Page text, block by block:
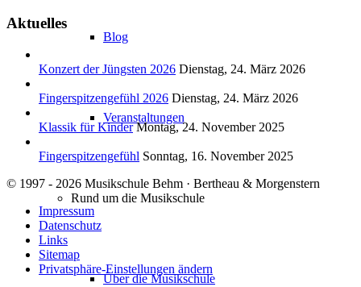
Blog
Veranstaltungen
Rund um die Musikschule
Über die Musikschule
Aktuelles
Konzert der Jüngsten 2026 Dienstag, 24. März 2026
Fingerspitzengefühl 2026 Dienstag, 24. März 2026
Klassik für KinderMontag, 24. November 2025
Fingerspitzengefühl Sonntag, 16. November 2025
© 1997 - 2026 Musikschule Behm · Bertheau & Morgenstern
Impressum
Datenschutz
Links
Sitemap
Privatsphäre-Einstellungen ändern